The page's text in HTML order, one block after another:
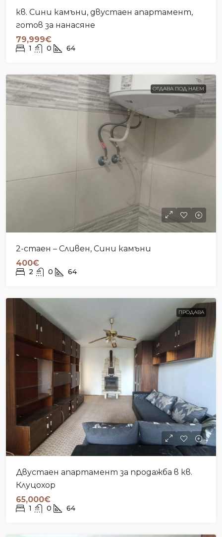
кв. Сини камъни, двустаен апартамент,
готов за нанасяне
79,999€
1 0 64
ОТДАВА ПОД НАЕМ
2-стаен – Сливен, Сини камъни
400€
2 0 64
ПРОДАВА
Двустаен апартамент за продажба в кв.
Клуцохор
65,000€
1 0 64